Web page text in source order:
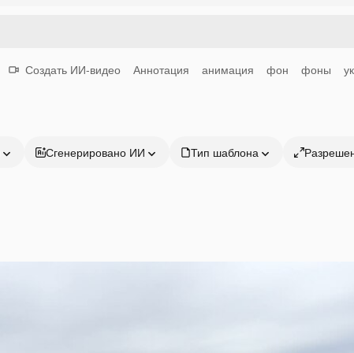
Создать ИИ-видео Аннотация анимация фон фоны
Сгенерировано ИИ Тип шаблона